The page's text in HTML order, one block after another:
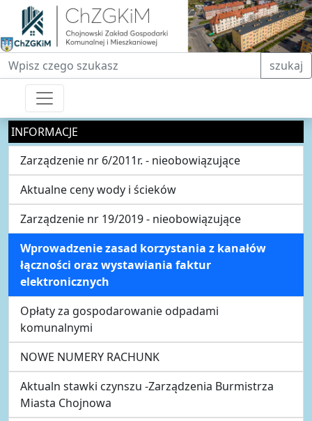
Fraza do wyszukiwania szukaj
INFORMACJE
Zarządzenie nr 6/2011r. - nieobowiązujące
Aktualne ceny wody i ścieków
Zarządzenie nr 19/2019 - nieobowiązujące
Wprowadzenie zasad korzystania z kanałów
łączności oraz wystawiania faktur
elektronicznych
Opłaty za gospodarowanie odpadami
komunalnymi
NOWE NUMERY RACHUNK
Aktualn stawki czynszu -Zarządzenia Burmistrza
Miasta Chojnowa